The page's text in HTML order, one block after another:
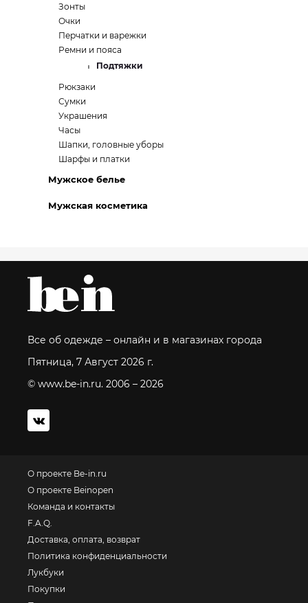
Зонты
Очки
Перчатки и варежки
Ремни и пояса
Подтяжки
Рюкзаки
Сумки
Украшения
Часы
Шапки, головные уборы
Шарфы и платки
Мужское белье
Мужская косметика
Все об одежде – онлайн и в магазинах города
Пятница, 7 Август 2026 г.
© www.be-in.ru. 2006 – 2026
О проекте Be-in.ru
О проекте Beinopen
Команда и контакты
F.A.Q.
Доставка, оплата, возврат
Политика конфиденциальности
Лукбуки
Покупки